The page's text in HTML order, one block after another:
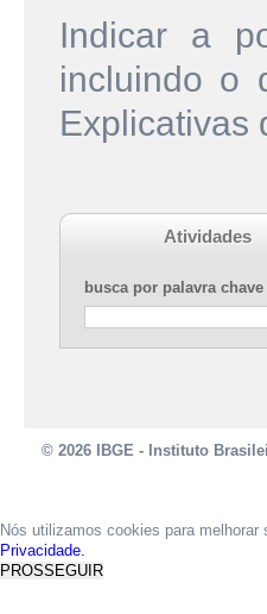
Indicar a
incluindo o
Explicativas
Atividades
busca por palavra
© 2026 IBGE - Instituto
Nós utilizamos cookies para
Privacidade.
PROSSEGUIR